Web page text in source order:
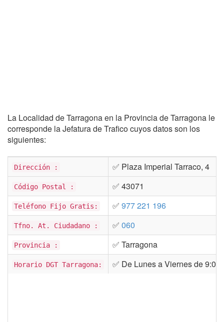
La Localidad de Tarragona en la Provincia de Tarragona le
corresponde la Jefatura de Trafico cuyos datos son los
siguientes:
Dirección : ✅ Plaza Imperial Tarraco, 4
Código Postal : ✅ 43071
Teléfono Fijo Gratis: ✅ 977 221 196
Tfno. At. Ciudadano : ✅ 060
Provincia : ✅ Tarragona
Horario DGT Tarragona: ✅ De Lunes a Viernes de